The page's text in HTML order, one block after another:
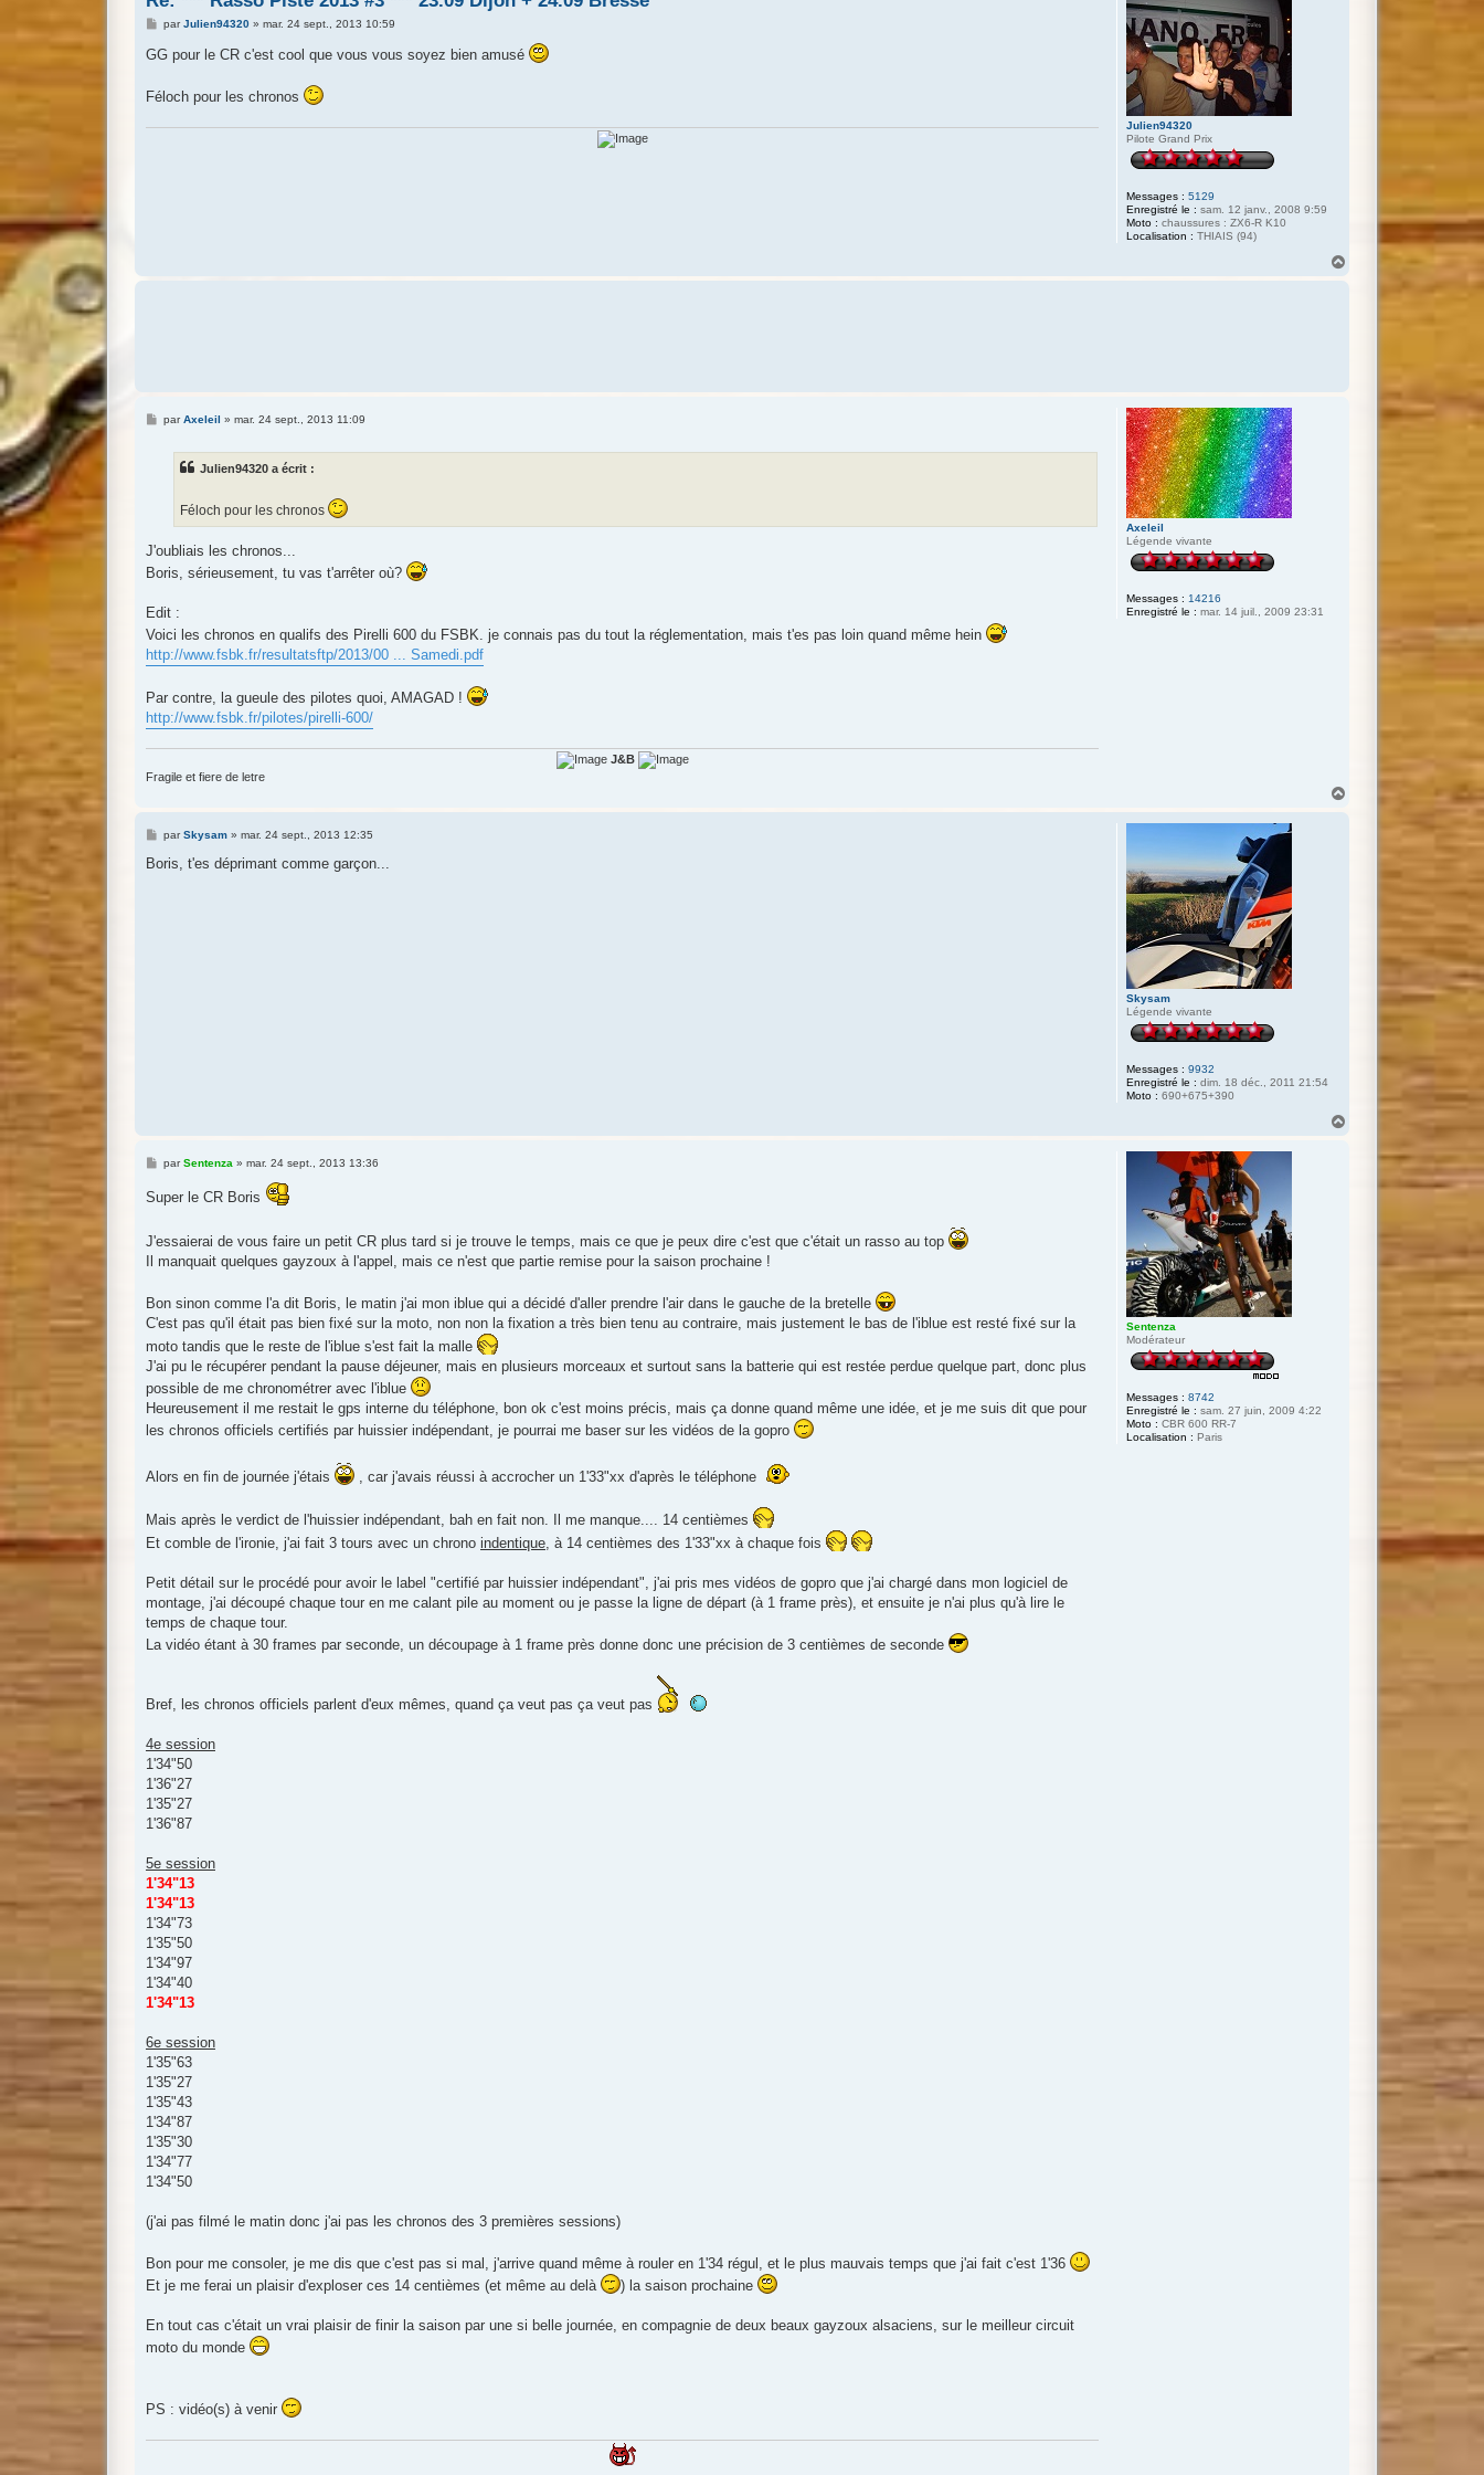
Julien94320
Pilote Grand Prix
Messages : 5129
Enregistré le : sam. 12 janv., 2008 9:59
Moto : chaussures : ZX6-R K10
Localisation : THIAIS (94)
M
s
s
g
e
parJulien94320» mar. 24 sept., 2013 10:59
GG pour le CR c'est cool que vous vous soyez bien amusé
Féloch pour les chronos
Axeleil
Légende vivante
Messages : 14216
Enregistré le : mar. 14 juil., 2009 23:31
MparAxeleil » mar. 24 sept., 2013 11:09
Julien94320 a écrit :
Féloch pour les chronos
J'oubliais les chronos...
Boris, sérieusement, tu vas t'arrêter où?
Edit :
Voici les chronos en qualifs des Pirelli 600 du FSBK. je connais pas du tout la réglementation, mais t'es pas loin quand même hein
http://www.fsbk.fr/resultatsftp/2013/00 ... Samedi.pdf
Par contre, la gueule des pilotes quoi, AMAGAD !
http://www.fsbk.fr/pilotes/pirelli-600/
J&B
Fragile et fiere de letre
Skysam
Légende vivante
Messages : 9932
Enregistré le : dim. 18 déc., 2011 21:54
Moto : 690+675+390
M
s
parSkysam» mar. 24 sept., 2013 12:35
Boris, t'es déprimant comme garçon...
Sentenza
Modérateur
Messages : 8742
Enregistré le : sam. 27 juin, 2009 4:22
Moto : CBR 600 RR-7
Localisation : Paris
M
s
e
parSentenza» mar. 24 sept., 2013 13:36
Super le CR Boris
J'essaierai de vous faire un petit CR plus tard si je trouve le temps, mais ce que je peux dire c'est que c'était un rasso au top
Il manquait quelques gayzoux à l'appel, mais ce n'est que partie remise pour la saison prochaine !
Bon sinon comme l'a dit Boris, le matin j'ai mon iblue qui a décidé d'aller prendre l'air dans le gauche de la bretelle
C'est pas qu'il était pas bien fixé sur la moto, non non la fixation a très bien tenu au contraire, mais justement le bas de l'iblue est resté fixé sur la
moto tandis que le reste de l'iblue s'est fait la malle
J'ai pu le récupérer pendant la pause déjeuner, mais en plusieurs morceaux et surtout sans la batterie qui est restée perdue quelque part, donc plus
possible de me chronométrer avec l'iblue
Heureusement il me restait le gps interne du téléphone, bon ok c'est moins précis, mais ça donne quand même une idée, et je me suis dit que pour
les chronos officiels certifiés par huissier indépendant, je pourrai me baser sur les vidéos de la gopro
Alors en fin de journée j'étais , car j'avais réussi à accrocher un 1'33"xx d'après le téléphone
Mais après le verdict de l'huissier indépendant, bah en fait non. Il me manque.... 14 centièmes
Et comble de l'ironie, j'ai fait 3 tours avec un chrono indentique, à 14 centièmes des 1'33"xx à chaque fois
Petit détail sur le procédé pour avoir le label "certifié par huissier indépendant", j'ai pris mes vidéos de gopro que j'ai chargé dans mon logiciel de
montage, j'ai découpé chaque tour en me calant pile au moment ou je passe la ligne de départ (à 1 frame près), et ensuite je n'ai plus qu'à lire le
temps de chaque tour.
La vidéo étant à 30 frames par seconde, un découpage à 1 frame près donne donc une précision de 3 centièmes de seconde
Bref, les chronos officiels parlent d'eux mêmes, quand ça veut pas ça veut pas
4e session
1'34"50
1'36"27
1'35"27
1'36"87
5e session
1'34"13
1'34"13
1'34"73
1'35"50
1'34"97
1'34"40
1'34"13
6e session
1'35"63
1'35"27
1'35"43
1'34"87
1'35"30
1'34"77
1'34"50
(j'ai pas filmé le matin donc j'ai pas les chronos des 3 premières sessions)
Bon pour me consoler, je me dis que c'est pas si mal, j'arrive quand même à rouler en 1'34 régul, et le plus mauvais temps que j'ai fait c'est 1'36
Et je me ferai un plaisir d'exploser ces 14 centièmes (et même au delà
) la saison prochaine
En tout cas c'était un vrai plaisir de finir la saison par une si belle journée, en compagnie de deux beaux gayzoux alsaciens, sur le meilleur circuit
moto du monde
PS : vidéo(s) à venir